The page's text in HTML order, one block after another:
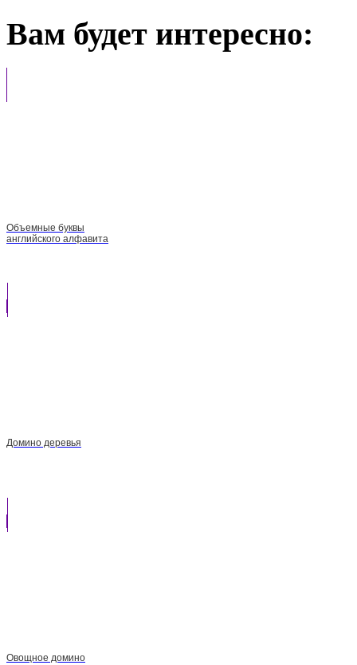
Вам будет интересно:
Объемные буквы
английского алфавита
Домино деревья
Овощное домино